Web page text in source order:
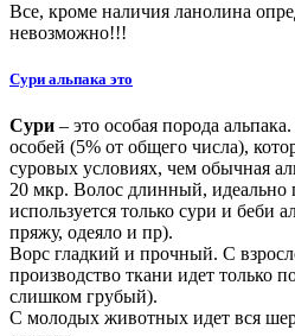
Все, кроме наличия ланолина
невозможно!!!
Сури альпака это
Сури – это особая порода
особей (5% от общего числа),
суровых условиях, чем обычная
20 мкр. Волос длинный, идеально
используется только сури и беби
пряжу, одеяло и пр).
Ворс гладкий и прочный. С
производство ткани идет только
слишком грубый).
С молодых животных идет вся